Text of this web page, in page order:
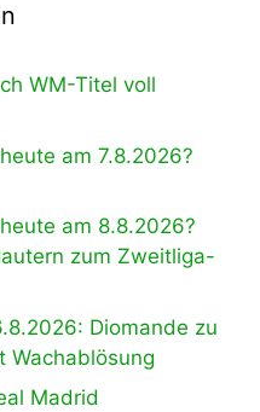
WM-Titel voll
am 7.8.2026?
am 8.8.2026?
zum Zweitliga-
Diomande zu
Wachablösung
Madrid